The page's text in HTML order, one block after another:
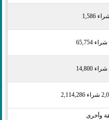
وأخرى